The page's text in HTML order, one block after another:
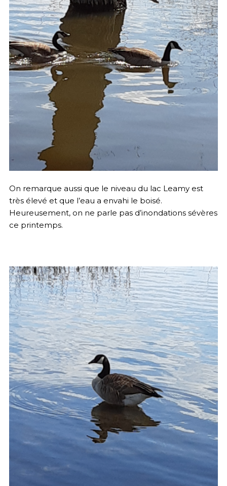
On remarque aussi que le niveau du lac Leamy est
très élevé et que l’eau a envahi le boisé.
Heureusement, on ne parle pas d’inondations sévères
ce printemps.